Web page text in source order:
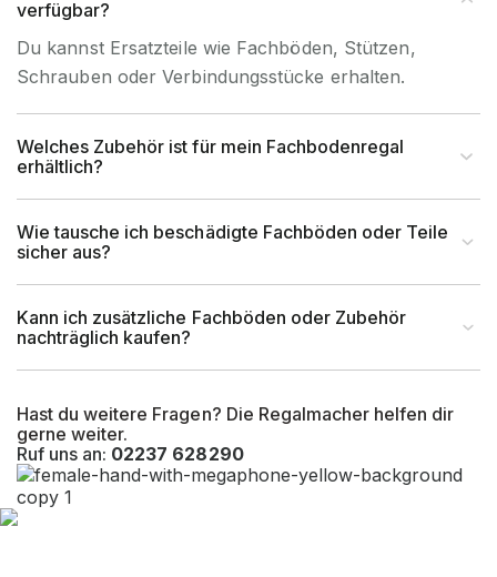
Profilabmessung (mm) 50x32x0, 75 mm
EAN-Nr. 4262476374436
Tragkraft (kg)
Hast du weitere Fragen? Die Regalmacher helfen dir
gerne weiter.
Ruf uns an: 02237 628290
verfügbar?
Du kannst Ersatzteile wie Fachböden, Stützen,
Schrauben oder Verbindungsstücke erhalten.
Welches Zubehör ist für mein Fachbodenregal
erhältlich?
Wie tausche ich beschädigte Fachböden oder Teile
sicher aus?
Kann ich zusätzliche Fachböden oder Zubehör
nachträglich kaufen?